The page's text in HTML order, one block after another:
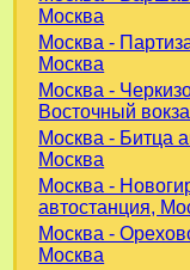
Москва
Москва -
Москва
Москва -
Восточный
Москва - Битца
Москва
Москва -
автостанция,
Москва -
Москва